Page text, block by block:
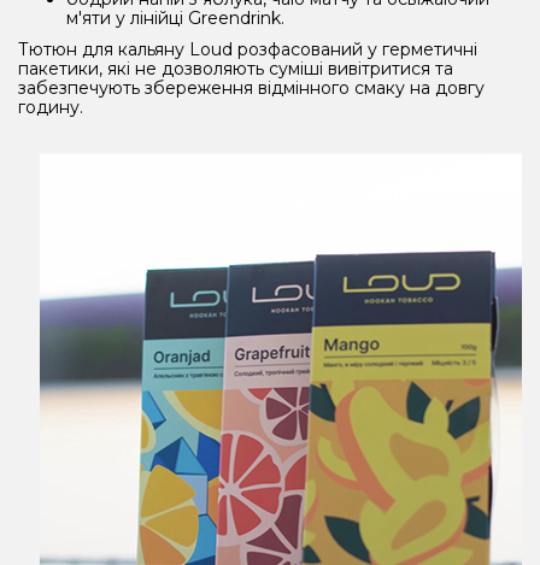
м'яти у лінійці Greendrink.
Тютюн для кальяну Loud розфасований у герметичні
пакетики, які не дозволяють суміші вивітритися та
забезпечують збереження відмінного смаку на довгу
годину.